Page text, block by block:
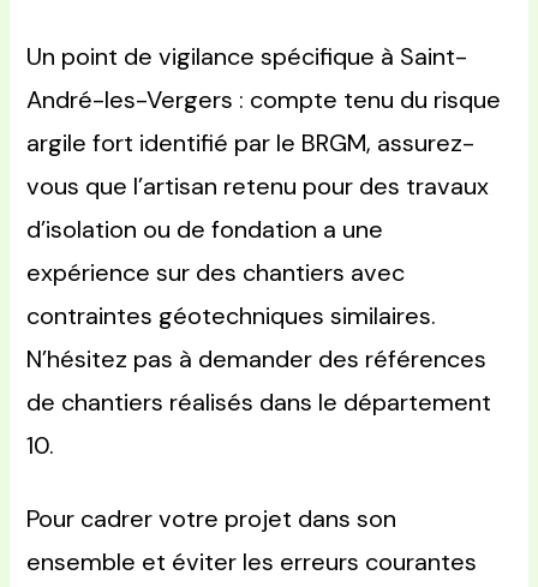
Un point de vigilance spécifique à Saint-
André-les-Vergers : compte tenu du risque
argile fort identifié par le BRGM, assurez-
vous que l’artisan retenu pour des travaux
d’isolation ou de fondation a une
expérience sur des chantiers avec
contraintes géotechniques similaires.
N’hésitez pas à demander des références
de chantiers réalisés dans le département
10.
Pour cadrer votre projet dans son
ensemble et éviter les erreurs courantes